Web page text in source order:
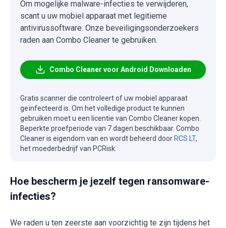
Om mogelijke malware-infecties te verwijderen,
scant u uw mobiel apparaat met legitieme
antivirussoftware. Onze beveiligingsonderzoekers
raden aan Combo Cleaner te gebruiken.
Combo Cleaner voor Android Downloaden
Gratis scanner die controleert of uw mobiel apparaat
geïnfecteerd is. Om het volledige product te kunnen
gebruiken moet u een licentie van Combo Cleaner kopen.
Beperkte proefperiode van 7 dagen beschikbaar. Combo
Cleaner is eigendom van en wordt beheerd door RCS LT,
het moederbedrijf van PCRisk.
Hoe bescherm je jezelf tegen ransomware-
infecties?
We raden u ten zeerste aan voorzichtig te zijn tijdens het